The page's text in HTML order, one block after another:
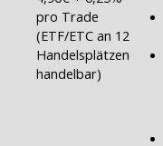
pro Trade
(ETF/ETC an 12
Handelsplätzen
handelbar)